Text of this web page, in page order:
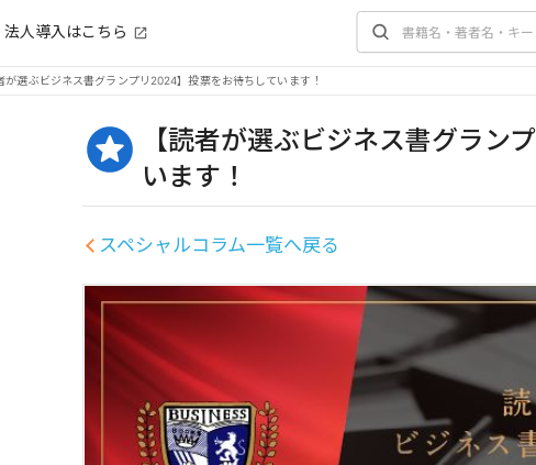
法人導入はこちら
が選ぶビジネス書グランプリ2024】投票をお待ちしています！
【読者が選ぶビジネス書グラン
います！
スペシャルコラム一覧へ戻る